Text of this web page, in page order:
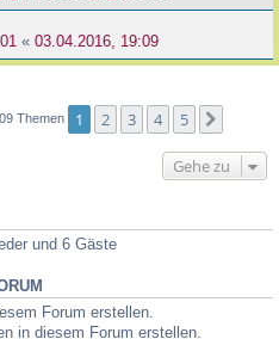
« 03.04.2016, 19:09
Themen 1 2 3 4 5
Gehe zu
und 6 Gäste
Forum erstellen.
in diesem Forum erstellen.